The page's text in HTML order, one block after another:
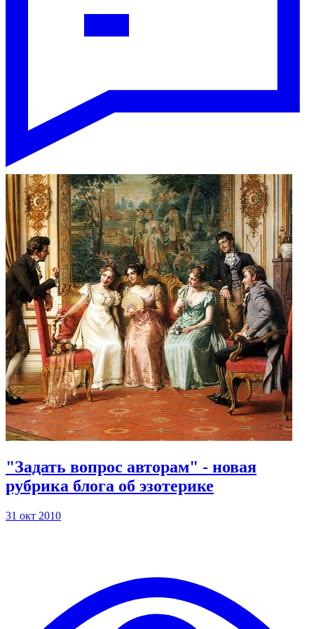
"Задать вопрос авторам" - новая
рубрика блога об эзотерике
31 окт 2010